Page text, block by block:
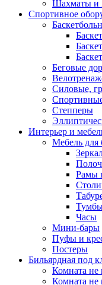
Шахматы и
Спортивное
Беговые
Силовые,
Степперы
Интерьер и
Мебель для
Рамы
Часы
Мини-бары
Пуфы и
Постеры
Бильярдная под
Комната не
Комната не